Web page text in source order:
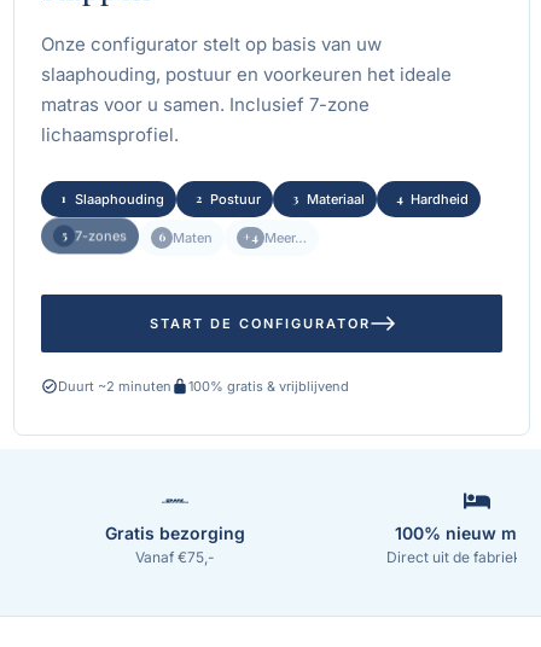
Onze configurator stelt op basis van uw
slaaphouding, postuur en voorkeuren het ideale
matras voor u samen. Inclusief 7-zone
lichaamsprofiel.
1 Slaaphouding 2 Postuur 3 Materiaal 4 Hardheid
5 7-zones 6 Maten +4 Meer…
START DE CONFIGURATOR
Duurt ~2 minuten 100% gratis & vrijblijvend
Gratis bezorging
Vanaf €75,-
100% nieuw
Direct uit de fabriek